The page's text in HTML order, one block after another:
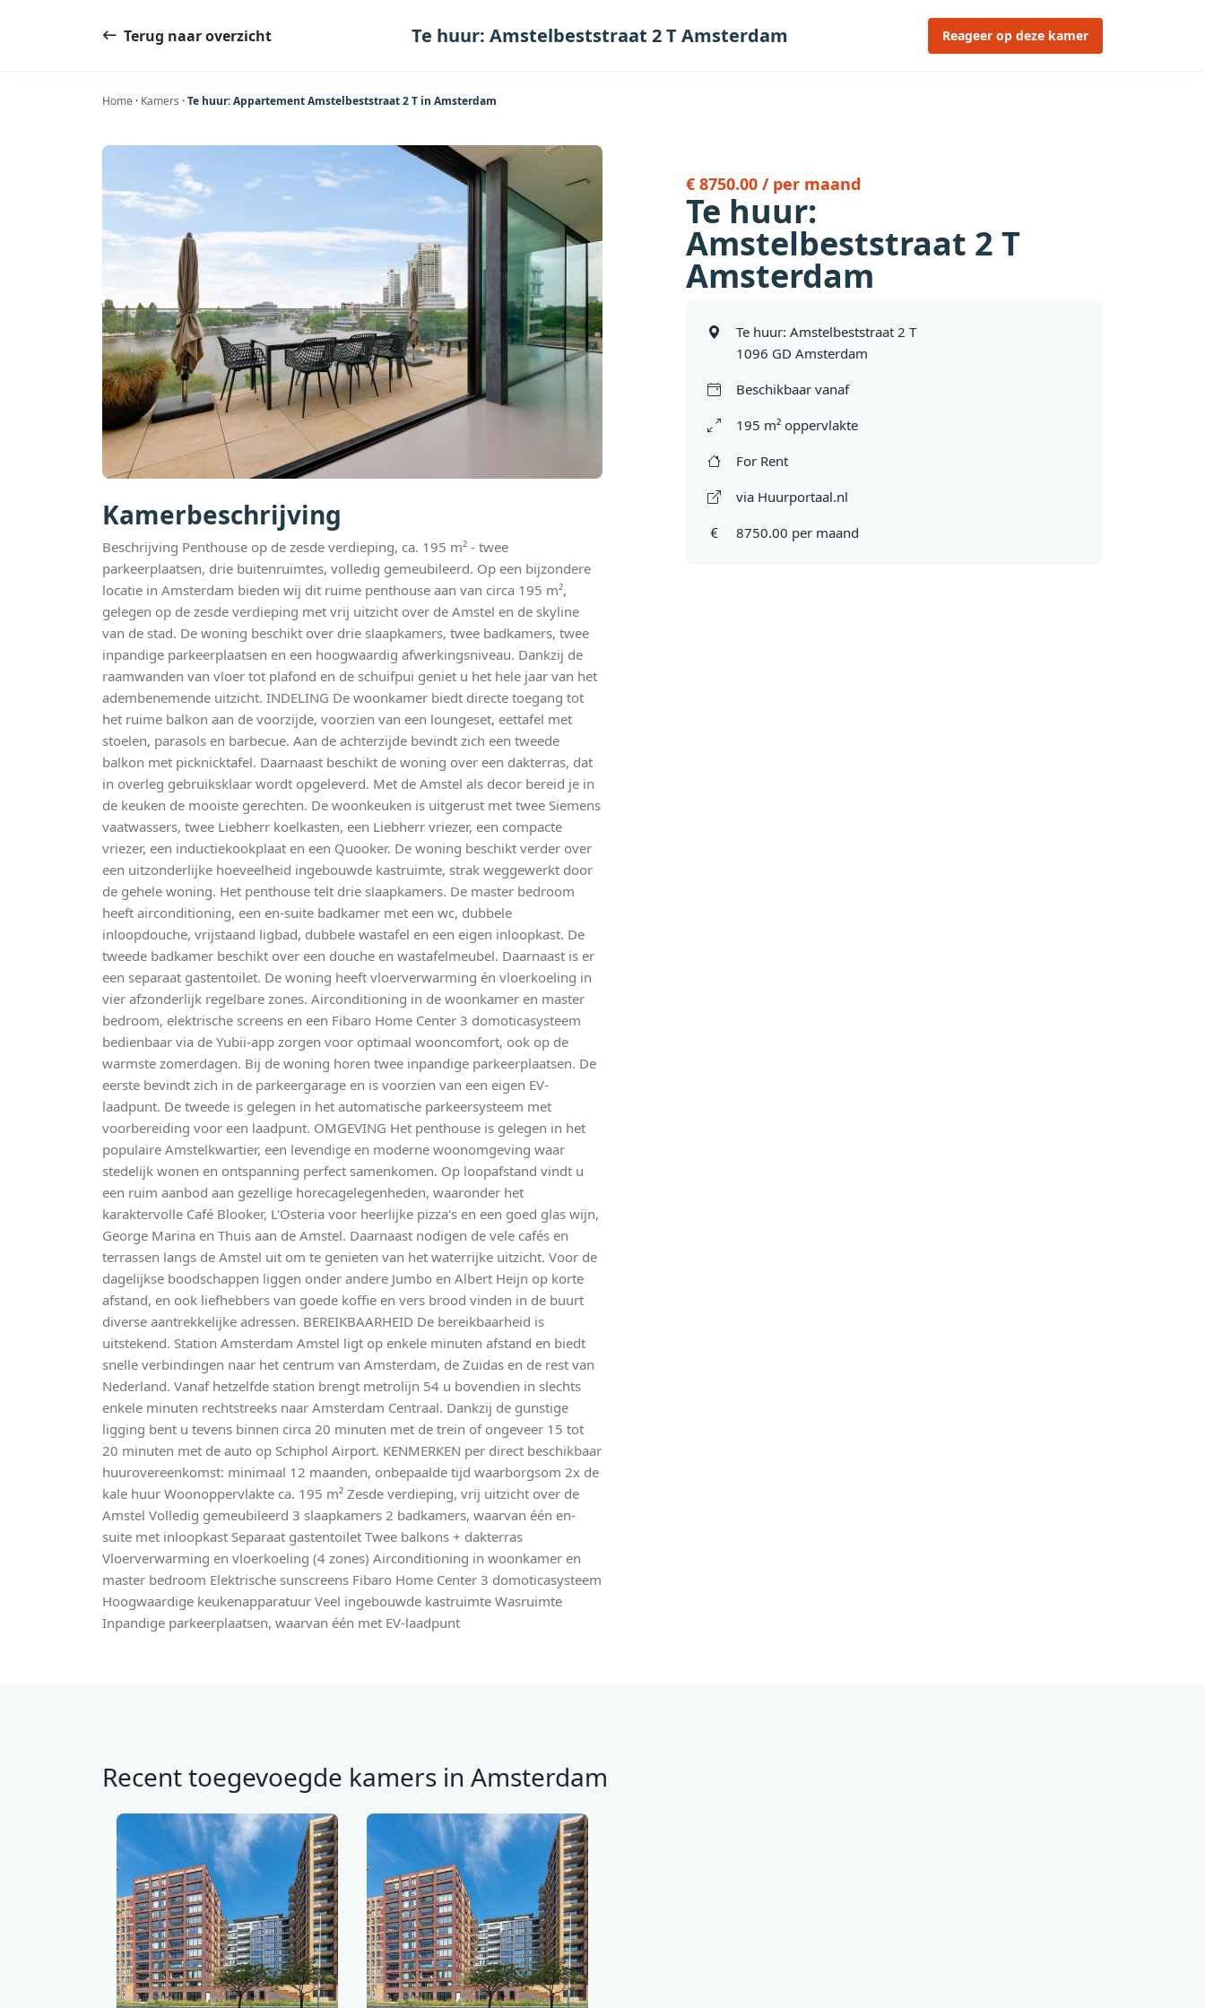
Terug naar overzicht Te huur: Amstelbeststraat 2 T Amsterdam Reageer op deze kamer
Home · Kamers ·Te huur: Appartement Amstelbeststraat 2 T in Amsterdam
Kamerbeschrijving
Beschrijving Penthouse op de zesde verdieping, ca. 195 m² - twee
parkeerplaatsen, drie buitenruimtes, volledig gemeubileerd. Op een bijzondere
locatie in Amsterdam bieden wij dit ruime penthouse aan van circa 195 m²,
gelegen op de zesde verdieping met vrij uitzicht over de Amstel en de skyline
van de stad. De woning beschikt over drie slaapkamers, twee badkamers, twee
inpandige parkeerplaatsen en een hoogwaardig afwerkingsniveau. Dankzij de
raamwanden van vloer tot plafond en de schuifpui geniet u het hele jaar van het
adembenemende uitzicht. INDELING De woonkamer biedt directe toegang tot
het ruime balkon aan de voorzijde, voorzien van een loungeset, eettafel met
stoelen, parasols en barbecue. Aan de achterzijde bevindt zich een tweede
balkon met picknicktafel. Daarnaast beschikt de woning over een dakterras, dat
in overleg gebruiksklaar wordt opgeleverd. Met de Amstel als decor bereid je in
de keuken de mooiste gerechten. De woonkeuken is uitgerust met twee Siemens
vaatwassers, twee Liebherr koelkasten, een Liebherr vriezer, een compacte
vriezer, een inductiekookplaat en een Quooker. De woning beschikt verder over
een uitzonderlijke hoeveelheid ingebouwde kastruimte, strak weggewerkt door
de gehele woning. Het penthouse telt drie slaapkamers. De master bedroom
heeft airconditioning, een en-suite badkamer met een wc, dubbele
inloopdouche, vrijstaand ligbad, dubbele wastafel en een eigen inloopkast. De
tweede badkamer beschikt over een douche en wastafelmeubel. Daarnaast is er
een separaat gastentoilet. De woning heeft vloerverwarming én vloerkoeling in
vier afzonderlijk regelbare zones. Airconditioning in de woonkamer en master
bedroom, elektrische screens en een Fibaro Home Center 3 domoticasysteem
bedienbaar via de Yubii-app zorgen voor optimaal wooncomfort, ook op de
warmste zomerdagen. Bij de woning horen twee inpandige parkeerplaatsen. De
eerste bevindt zich in de parkeergarage en is voorzien van een eigen EV-
laadpunt. De tweede is gelegen in het automatische parkeersysteem met
voorbereiding voor een laadpunt. OMGEVING Het penthouse is gelegen in het
populaire Amstelkwartier, een levendige en moderne woonomgeving waar
stedelijk wonen en ontspanning perfect samenkomen. Op loopafstand vindt u
een ruim aanbod aan gezellige horecagelegenheden, waaronder het
karaktervolle Café Blooker, L'Osteria voor heerlijke pizza's en een goed glas wijn,
George Marina en Thuis aan de Amstel. Daarnaast nodigen de vele cafés en
terrassen langs de Amstel uit om te genieten van het waterrijke uitzicht. Voor de
dagelijkse boodschappen liggen onder andere Jumbo en Albert Heijn op korte
afstand, en ook liefhebbers van goede koffie en vers brood vinden in de buurt
diverse aantrekkelijke adressen. BEREIKBAARHEID De bereikbaarheid is
uitstekend. Station Amsterdam Amstel ligt op enkele minuten afstand en biedt
snelle verbindingen naar het centrum van Amsterdam, de Zuidas en de rest van
Nederland. Vanaf hetzelfde station brengt metrolijn 54 u bovendien in slechts
enkele minuten rechtstreeks naar Amsterdam Centraal. Dankzij de gunstige
ligging bent u tevens binnen circa 20 minuten met de trein of ongeveer 15 tot
20 minuten met de auto op Schiphol Airport. KENMERKEN per direct beschikbaar
huurovereenkomst: minimaal 12 maanden, onbepaalde tijd waarborgsom 2x de
kale huur Woonoppervlakte ca. 195 m² Zesde verdieping, vrij uitzicht over de
Amstel Volledig gemeubileerd 3 slaapkamers 2 badkamers, waarvan één en-
suite met inloopkast Separaat gastentoilet Twee balkons + dakterras
Vloerverwarming en vloerkoeling (4 zones) Airconditioning in woonkamer en
master bedroom Elektrische sunscreens Fibaro Home Center 3 domoticasysteem
Hoogwaardige keukenapparatuur Veel ingebouwde kastruimte Wasruimte
Inpandige parkeerplaatsen, waarvan één met EV-laadpunt
€ 8750.00 / per maand
Te huur:
Amstelbeststraat 2 T
Amsterdam
Te huur: Amstelbeststraat 2 T
1096 GD Amsterdam
Beschikbaar vanaf
195 m² oppervlakte
For Rent
via Huurportaal.nl
8750.00 per maand
Recent toegevoegde kamers in Amsterdam